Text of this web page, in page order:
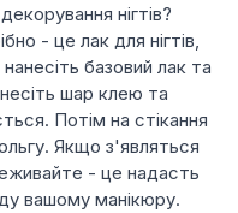
нігтів?
- це лак для нігтів,
базовий лак та
шар клею та
Потім на стікання
Якщо з'являться
- це надасть
вашому манікюру.